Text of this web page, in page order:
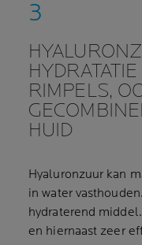
RIMPELS,
HUID
Hyaluronzuur kan
in water
hydraterend
en hiernaast zeer